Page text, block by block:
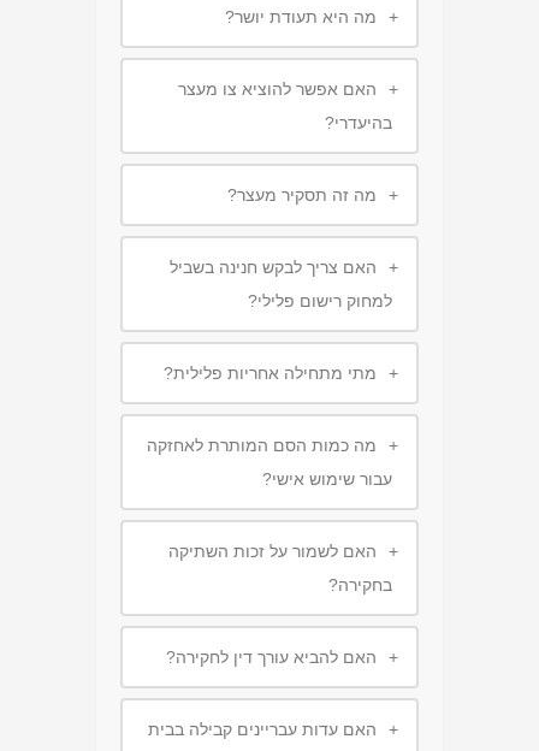
+ מה היא תעודת יושר?
+
האם אפשר להוציא צו מעצר
בהיעדרי?
+ מה זה תסקיר מעצר?
+
האם צריך לבקש חנינה בשביל
למחוק רישום פלילי?
+ מתי מתחילה אחריות פלילית?
+
מה כמות הסם המותרת לאחזקה
עבור שימוש אישי?
+
האם לשמור על זכות השתיקה
בחקירה?
+ האם להביא עורך דין לחקירה?
+
האם עדות עבריינים קבילה בבית